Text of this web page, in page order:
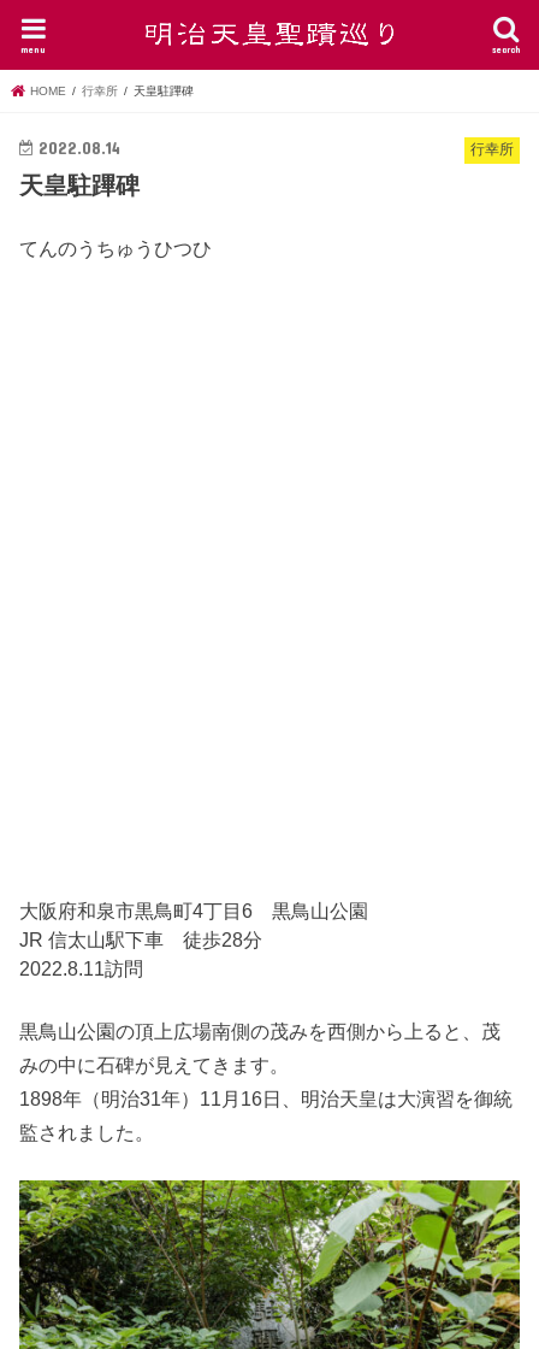
search
menu
HOME 行幸所 天皇駐蹕碑
行幸所
2022.08.14
天皇駐蹕碑
てんのうちゅうひつひ
大阪府和泉市黒鳥町4丁目6 黒鳥山公園
JR 信太山駅下車 徒歩28分
2022.8.11訪問
黒鳥山公園の頂上広場南側の茂みを西側から上ると、茂
みの中に石碑が見えてきます。
1898年（明治31年）11月16日、明治天皇は大演習を御統
監されました。